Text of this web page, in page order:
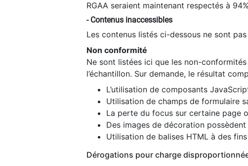
RGAA seraient maintenant respectés à
- Contenus inaccessibles
Les contenus listés ci-dessous ne sont
Non conformité
Ne sont listées ici que les non-
l’échantillon. Sur demande, le résultat
L’utilisation de composants
Utilisation de champs de formulaire
La perte du focus sur certaine page
Des images de décoration
Utilisation de balises HTML à des
Dérogations pour charge